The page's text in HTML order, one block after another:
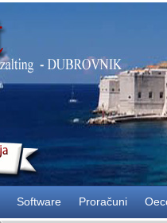
Software Proračuni